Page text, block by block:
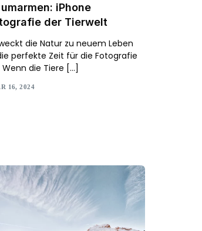
iPhone
der Tierwelt
die Natur zu neuem Leben
perfekte Zeit für die Fotografie
die Tiere […]
16, 2024